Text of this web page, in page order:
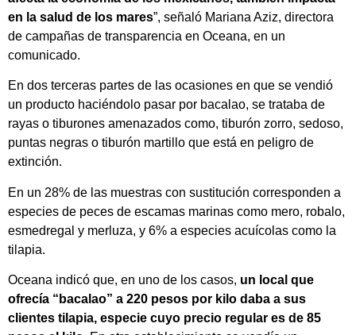
en la salud de los mares”, señaló Mariana Aziz, directora
de campañas de transparencia en Oceana, en un
comunicado.
En dos terceras partes de las ocasiones en que se vendió
un producto haciéndolo pasar por bacalao, se trataba de
rayas o tiburones amenazados como, tiburón zorro, sedoso,
puntas negras o tiburón martillo que está en peligro de
extinción.
En un 28% de las muestras con sustitución corresponden a
especies de peces de escamas marinas como mero, robalo,
esmedregal y merluza, y 6% a especies acuícolas como la
tilapia.
Oceana indicó que, en uno de los casos, un local que
ofrecía “bacalao” a 220 pesos por kilo daba a sus
clientes tilapia, especie cuyo precio regular es de 85